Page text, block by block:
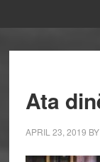
Ata
APRIL 23, 2019 BY